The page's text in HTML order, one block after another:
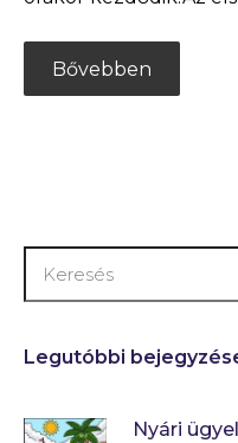
Bővebben
Legutóbbi
Nyári